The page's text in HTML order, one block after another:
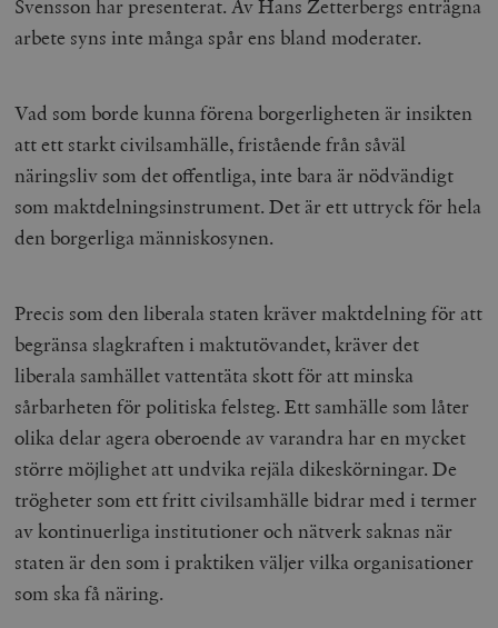
Svensson har presenterat. Av Hans Zetterbergs enträgna
arbete syns inte många spår ens bland moderater.
Vad som borde kunna förena borgerligheten är insikten
att ett starkt civilsamhälle, fristående från såväl
näringsliv som det offentliga, inte bara är nödvändigt
som maktdelningsinstrument. Det är ett uttryck för hela
den borgerliga människosynen.
Precis som den liberala staten kräver maktdelning för att
begränsa slagkraften i maktutövandet, kräver det
liberala samhället vattentäta skott för att minska
sårbarheten för politiska felsteg. Ett samhälle som låter
olika delar agera oberoende av varandra har en mycket
större möjlighet att undvika rejäla dikeskörningar. De
trögheter som ett fritt civilsamhälle bidrar med i termer
av kontinuerliga institutioner och nätverk saknas när
staten är den som i praktiken väljer vilka organisationer
som ska få näring.